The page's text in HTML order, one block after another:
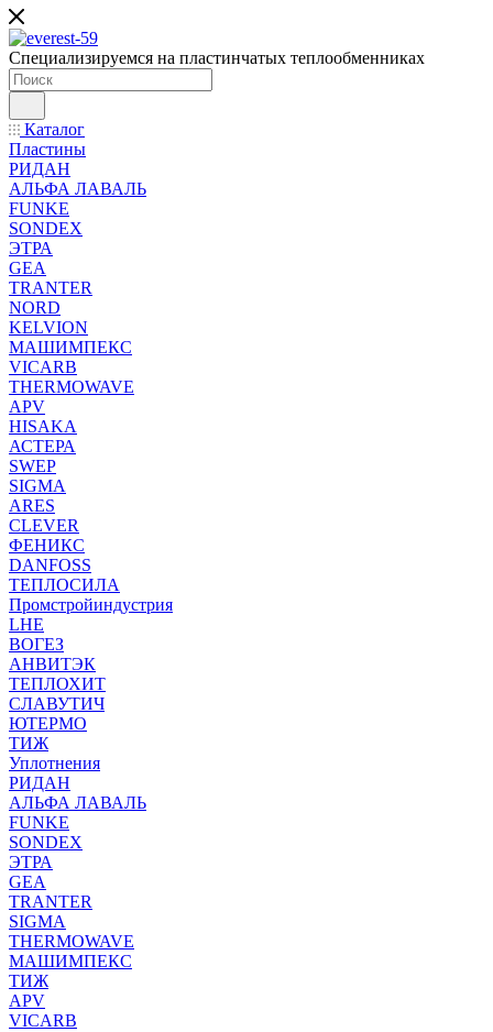
Специализируемся на пластинчатых теплообменниках
Каталог
Пластины
РИДАН
АЛЬФА ЛАВАЛЬ
FUNKE
SONDEX
ЭТРА
GEA
TRANTER
NORD
KELVION
МАШИМПЕКС
VICARB
THERMOWAVE
APV
HISAKA
АСТЕРА
SWEP
SIGMA
ARES
CLEVER
ФЕНИКС
DANFOSS
ТЕПЛОСИЛА
Промстройиндустрия
LHE
ВОГЕЗ
АНВИТЭК
ТЕПЛОХИТ
СЛАВУТИЧ
ЮТЕРМО
ТИЖ
Уплотнения
РИДАН
АЛЬФА ЛАВАЛЬ
FUNKE
SONDEX
ЭТРА
GEA
TRANTER
SIGMA
THERMOWAVE
МАШИМПЕКС
ТИЖ
APV
VICARB